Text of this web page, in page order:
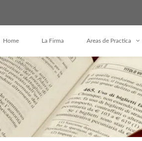
Home La Firma Areas de Practica